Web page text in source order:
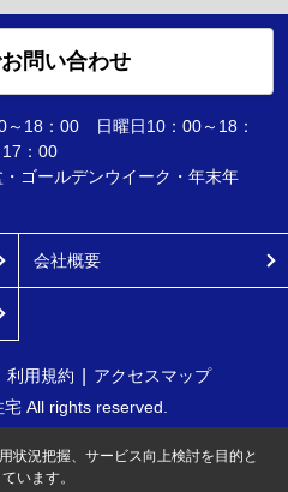
問い合わせ
～18：00 日曜日10：00～18：
：00
・ゴールデンウイーク・年末年
会社概要
利用規約
アクセスマップ
All rights reserved.
状況把握、サービス向上検討を目的と
います。